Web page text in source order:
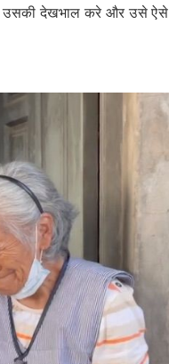
उसकी देखभाल करे और उसे ऐसे